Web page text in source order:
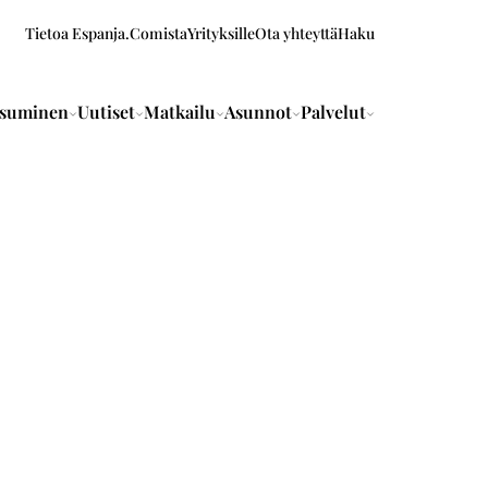
Tietoa Espanja.ComistaYrityksilleOta yhteyttäHaku
Uutiset Matkailu Asunnot Palvelut